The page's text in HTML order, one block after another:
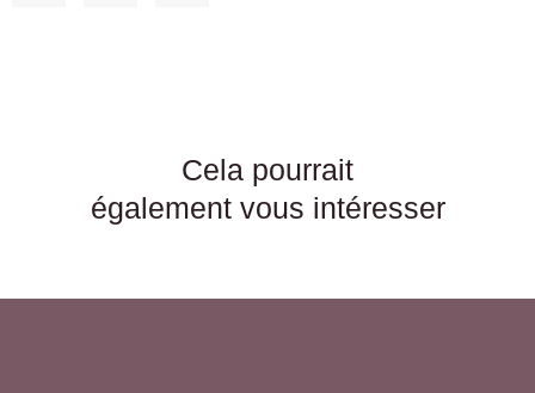
Cela pourrait
également vous intéresser